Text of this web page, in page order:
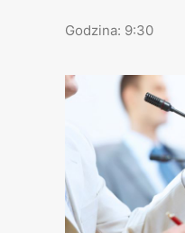
Godzina: 9:30